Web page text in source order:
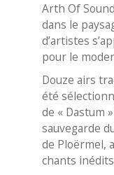
Arth Of
dans le
d’artistes
pour le
Douze airs
été
de « Dastum
sauvegarde
de Ploërmel,
chants